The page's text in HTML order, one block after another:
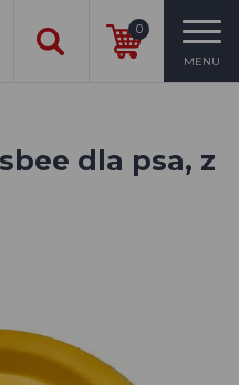
0
MENU
dla psa, z